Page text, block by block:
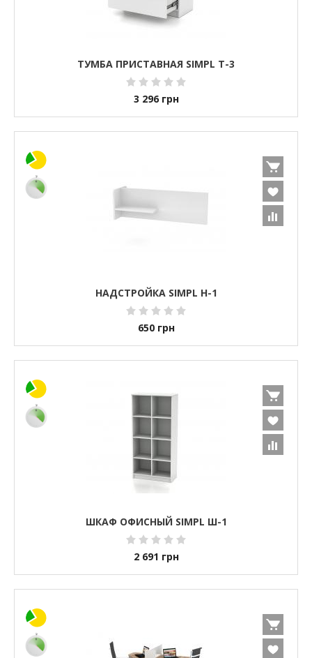
ТУМБА ПРИСТАВНАЯ SIMPL Т-3
3 296 грн
НАДСТРОЙКА SIMPL H-1
650 грн
ШКАФ ОФИСНЫЙ SIMPL Ш-1
2 691 грн